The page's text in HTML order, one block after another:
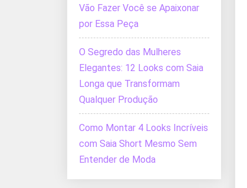
Vão Fazer Você se Apaixonar
por Essa Peça
O Segredo das Mulheres
Elegantes: 12 Looks com Saia
Longa que Transformam
Qualquer Produção
Como Montar 4 Looks Incríveis
com Saia Short Mesmo Sem
Entender de Moda